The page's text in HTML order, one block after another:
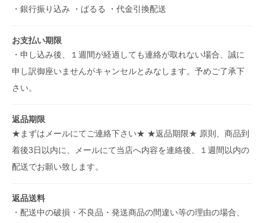
・銀行振り込み ・ぱるる ・代金引換配送
お支払い期限
・申し込み後、１週間が経過しても連絡が取れない場合、誠に
申し訳御座いませんがキャンセルとみなします。予めご了承下
さい。
返品期限
★まずはメールにてご連絡下さい★ ★返品期限★ 原則、商品到
着後3日以内に、メールにて当店へ内容を連絡後、１週間以内の
配送でお願い致します。
返品送料
・配送中の破損・不良品・発送商品の間違い等の理由の場合、